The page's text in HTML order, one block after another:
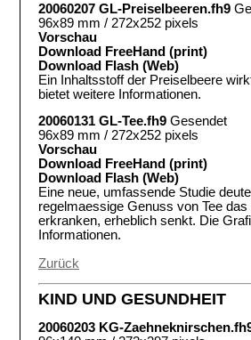
20060207 GL-Preiselbeeren.fh9
96x89 mm / 272x252 pixels
Vorschau
Download FreeHand (print)
Download Flash (Web)
Ein Inhaltsstoff der Preiselbeere
bietet weitere Informationen.
20060131 GL-Tee.fh9 Gesendet
96x89 mm / 272x252 pixels
Vorschau
Download FreeHand (print)
Download Flash (Web)
Eine neue, umfassende Studie
regelmaessige Genuss von Tee
erkranken, erheblich senkt. Die
Informationen.
Zurück
KIND UND GESUNDHEIT
20060203 KG-